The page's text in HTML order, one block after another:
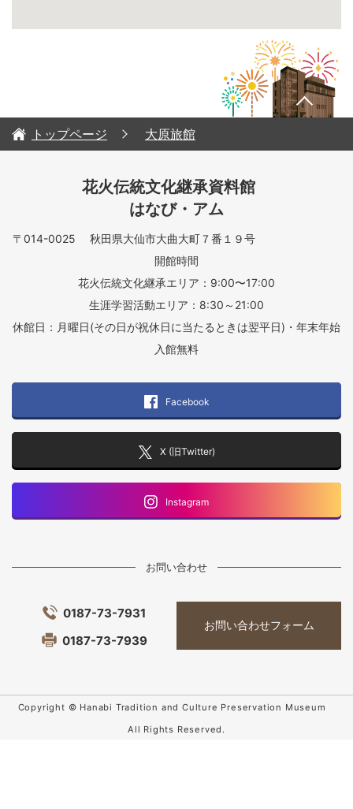
トップページ 大原旅館
花火伝統文化継承資料館
はなび・アム
〒014-0025 秋田県大仙市大曲大町７番１９号
開館時間
花火伝統文化継承エリア：9:00〜17:00
生涯学習活動エリア：8:30～21:00
休館日：月曜日(その日が祝休日に当たるときは翌平日)・年末年始
入館無料
Facebook
X (旧Twitter)
Instagram
お問い合わせ
0187-73-7931
お問い合わせフォーム
0187-73-7939
Copyright © Hanabi Tradition and Culture Preservation Museum
All Rights Reserved.